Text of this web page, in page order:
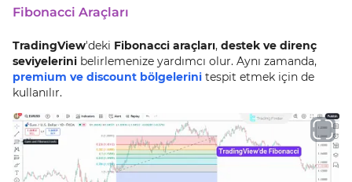
Fibonacci Araçları
TradingView'deki Fibonacci araçları, destek ve direnç
seviyelerini belirlemenize yardımcı olur. Aynı zamanda,
premium ve discount bölgelerini tespit etmek için de
kullanılır.